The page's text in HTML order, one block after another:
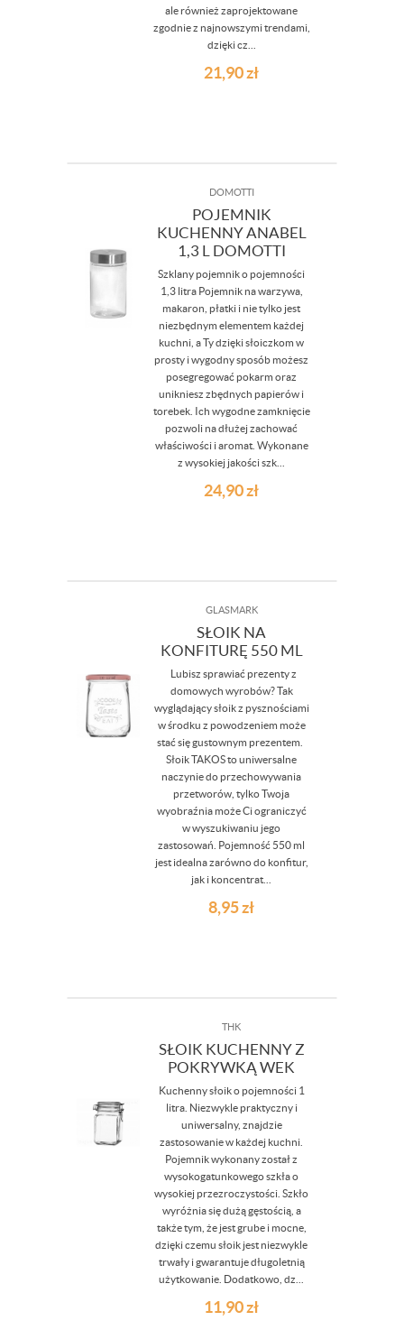
ale również zaprojektowane
zgodnie z najnowszymi trendami,
dzięki cz...
21,90zł
DOMOTTI
POJEMNIK
KUCHENNY ANABEL
1,3 L DOMOTTI
Szklany pojemnik o pojemności
1,3 litra Pojemnik na warzywa,
makaron, płatki i nie tylko jest
niezbędnym elementem każdej
kuchni, a Ty dzięki słoiczkom w
prosty i wygodny sposób możesz
posegregować pokarm oraz
unikniesz zbędnych papierów i
torebek. Ich wygodne zamknięcie
pozwoli na dłużej zachować
właściwości i aromat. Wykonane
z wysokiej jakości szk...
24,90zł
GLASMARK
SŁOIK NA
KONFITURĘ 550 ML
Lubisz sprawiać prezenty z
domowych wyrobów? Tak
wyglądający słoik z pysznościami
w środku z powodzeniem może
stać się gustownym prezentem.
Słoik TAKOS to uniwersalne
naczynie do przechowywania
przetworów, tylko Twoja
wyobraźnia może Ci ograniczyć
w wyszukiwaniu jego
zastosowań. Pojemność 550 ml
jest idealna zarówno do konfitur,
jak i koncentrat...
8,95zł
THK
SŁOIK KUCHENNY Z
POKRYWKĄ WEK
Kuchenny słoik o pojemności 1
litra. Niezwykle praktyczny i
uniwersalny, znajdzie
zastosowanie w każdej kuchni.
Pojemnik wykonany został z
wysokogatunkowego szkła o
wysokiej przezroczystości. Szkło
wyróżnia się dużą gęstością, a
także tym, że jest grube i mocne,
dzięki czemu słoik jest niezwykle
trwały i gwarantuje długoletnią
użytkowanie. Dodatkowo, dz...
11,90zł